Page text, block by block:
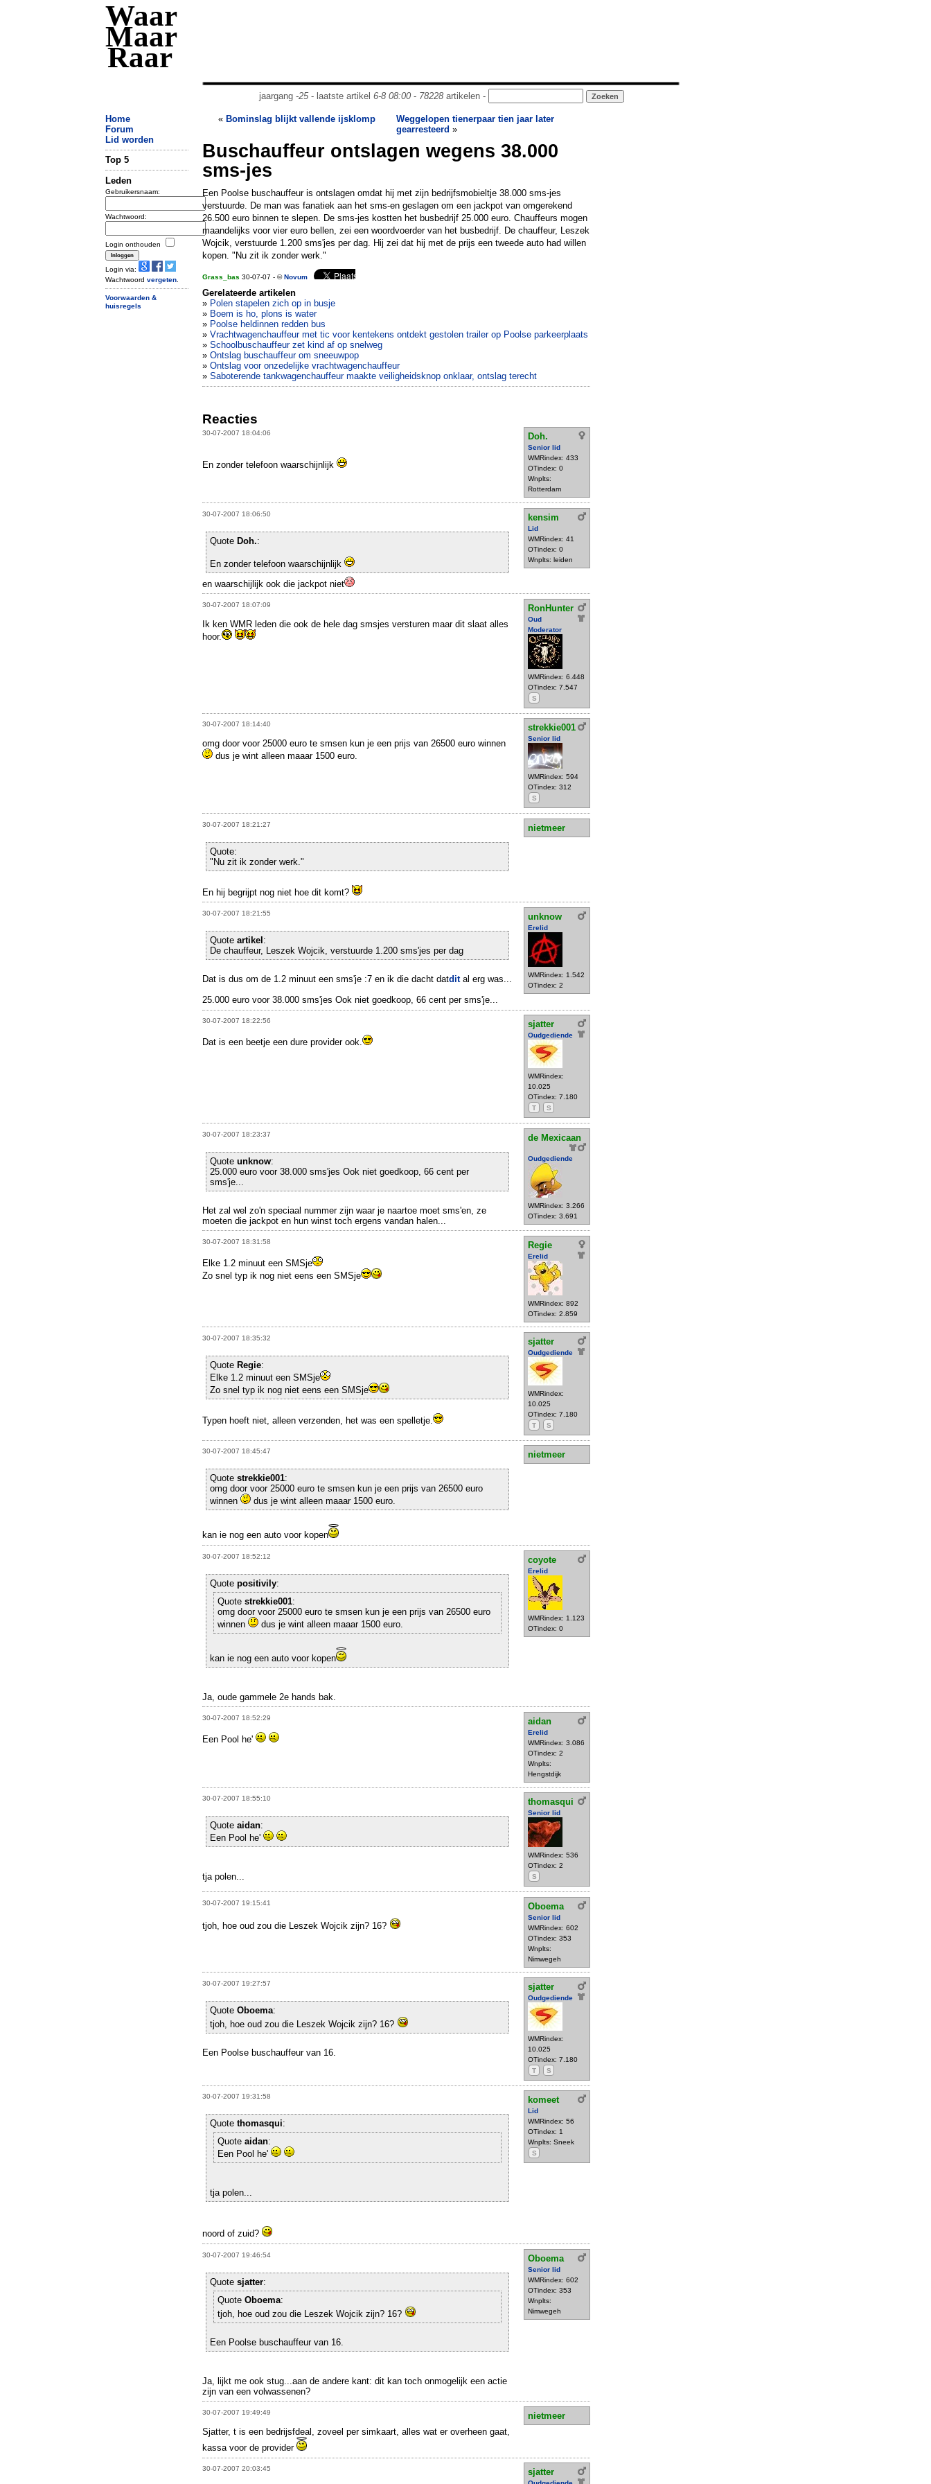
Waar
Maar
Raar
jaargang -25- laatste artikel 6-8 08:00- 78228artikelen -
Home
Forum
Lid worden
Top 5
Leden
Gebruikersnaam:
Wachtwoord:
Login onthouden
Login via:
Wachtwoord vergeten
Voorwaarden &
huisregels
« Bominslag blijkt vallende ijsklomp
Weggelopen tienerpaar tien jaar later
gearresteerd »
Buschauffeur ontslagen wegens 38.000
sms-jes
Een Poolse buschauffeur is ontslagen omdat hij met zijn bedrijfsmobieltje 38.000 sms-jes
verstuurde. De man was fanatiek aan het sms-en geslagen om een jackpot van omgerekend
26.500 euro binnen te slepen. De sms-jes kostten het busbedrijf 25.000 euro. Chauffeurs mogen
maandelijks voor vier euro bellen, zei een woordvoerder van het busbedrijf. De chauffeur, Leszek
Wojcik, verstuurde 1.200 sms'jes per dag. Hij zei dat hij met de prijs een tweede auto had willen
kopen. "Nu zit ik zonder werk."
Grass_bas 30-07-07 - ©Novum
Gerelateerde artikelen
» Polen stapelen zich op in busje
» Boem is ho, plons is water
» Poolse heldinnen redden bus
» Vrachtwagenchauffeur met tic voor kentekens ontdekt gestolen trailer op Poolse parkeerplaats
» Schoolbuschauffeur zet kind af op snelweg
» Ontslag buschauffeur om sneeuwpop
» Ontslag voor onzedelijke vrachtwagenchauffeur
» Saboterende tankwagenchauffeur maakte veiligheidsknop onklaar, ontslag terecht
Reacties
30-07-2007 18:04:06 Doh.
Senior lid
WMRindex: 433
OTindex: 0
Wnplts:
Rotterdam
En zonder telefoon waarschijnlijk
30-07-2007 18:06:50 kensim
Lid
WMRindex: 41
OTindex: 0
Wnplts: leiden
Quote Doh.:
En zonder telefoon waarschijnlijk
en waarschijlijk ook die jackpot niet
30-07-2007 18:07:09 RonHunter
Oud
Moderator
WMRindex: 6.448
OTindex: 7.547
S
Ik ken WMR leden die ook de hele dag smsjes versturen maar dit slaat alles
hoor.
30-07-2007 18:14:40 strekkie001
Senior lid
WMRindex: 594
OTindex: 312
S
omg door voor 25000 euro te smsen kun je een prijs van 26500 euro winnen
dus je wint alleen maaar 1500 euro.
30-07-2007 18:21:27 nietmeer
Quote:
"Nu zit ik zonder werk."
En hij begrijpt nog niet hoe dit komt?
30-07-2007 18:21:55 unknow
Erelid
WMRindex: 1.542
OTindex: 2
Quote artikel :
De chauffeur, Leszek Wojcik, verstuurde 1.200 sms'jes per dag
Dat is dus om de 1.2 minuut een sms'je :7 en ik die dacht datdital erg was...
25.000 euro voor 38.000 sms'jes Ook niet goedkoop, 66 cent per sms'je...
30-07-2007 18:22:56 sjatter
Oudgediende
WMRindex:
10.025
OTindex: 7.180
T
S
Dat is een beetje een dure provider ook.
30-07-2007 18:23:37 de Mexicaan
Oudgediende
WMRindex: 3.266
OTindex: 3.691
Quote unknow:
25.000 euro voor 38.000 sms'jes Ook niet goedkoop, 66 cent per
sms'je...
Het zal wel zo'n speciaal nummer zijn waar je naartoe moet sms'en, ze
moeten die jackpot en hun winst toch ergens vandan halen...
30-07-2007 18:31:58 Regie
Erelid
WMRindex: 892
OTindex: 2.859
Elke 1.2 minuut een SMSje
Zo snel typ ik nog niet eens een SMSje
30-07-2007 18:35:32 sjatter
Oudgediende
WMRindex:
10.025
OTindex: 7.180
T
S
Quote Regie:
Elke 1.2 minuut een SMSje
Zo snel typ ik nog niet eens een SMSje
Typen hoeft niet, alleen verzenden, het was een spelletje.
30-07-2007 18:45:47 nietmeer
Quote strekkie001:
omg door voor 25000 euro te smsen kun je een prijs van 26500 euro
winnen
dus je wint alleen maaar 1500 euro.
kan ie nog een auto voor kopen
30-07-2007 18:52:12 coyote
Erelid
WMRindex: 1.123
OTindex: 0
Quote positivily:
Quote strekkie001:
omg door voor 25000 euro te smsen kun je een prijs van 26500 euro
winnen
dus je wint alleen maaar 1500 euro.
kan ie nog een auto voor kopen
Ja, oude gammele 2e hands bak.
30-07-2007 18:52:29 aidan
Erelid
WMRindex: 3.086
OTindex: 2
Wnplts:
Hengstdijk
Een Pool he'
30-07-2007 18:55:10 thomasqui
Senior lid
WMRindex: 536
OTindex: 2
S
Quote aidan:
Een Pool he'
tja polen...
30-07-2007 19:15:41 Oboema
Senior lid
WMRindex: 602
OTindex: 353
Wnplts:
Nimwegeh
tjoh, hoe oud zou die Leszek Wojcik zijn? 16?
30-07-2007 19:27:57 sjatter
Oudgediende
WMRindex:
10.025
OTindex: 7.180
T
S
Quote Oboema:
tjoh, hoe oud zou die Leszek Wojcik zijn? 16?
Een Poolse buschauffeur van 16.
30-07-2007 19:31:58 komeet
Lid
WMRindex: 56
OTindex: 1
Wnplts: Sneek
S
Quote thomasqui:
Quote aidan:
Een Pool he'
tja polen...
noord of zuid?
30-07-2007 19:46:54 Oboema
Senior lid
WMRindex: 602
OTindex: 353
Wnplts:
Nimwegeh
Quote sjatter:
Quote Oboema:
tjoh, hoe oud zou die Leszek Wojcik zijn? 16?
Een Poolse buschauffeur van 16.
Ja, lijkt me ook stug...aan de andere kant: dit kan toch onmogelijk een actie
zijn van een volwassenen?
30-07-2007 19:49:49
nietmeer
Sjatter, t is een bedrijsfdeal, zoveel per simkaart, alles wat er overheen gaat,
kassa voor de provider
30-07-2007 20:03:45 sjatter